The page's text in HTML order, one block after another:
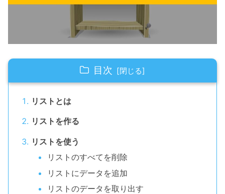
目次
リストとは
リストを作る
リストを使う
リストのすべてを削除
リストにデータを追加
リストのデータを取り出す